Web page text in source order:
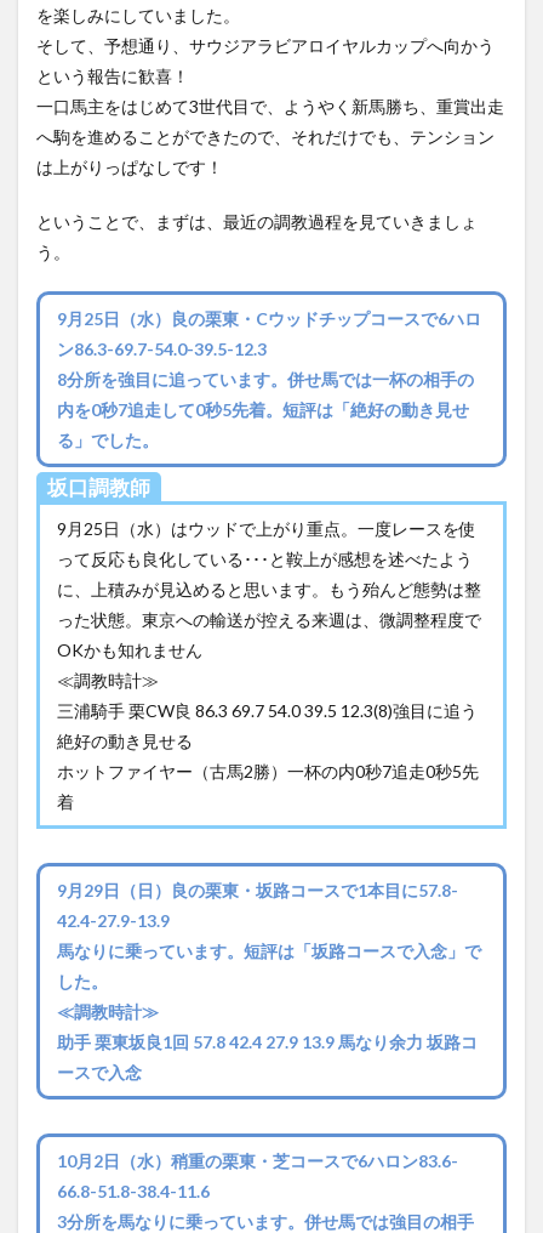
を楽しみにしていました。
そして、予想通り、サウジアラビアロイヤルカップへ向かう
という報告に歓喜！
一口馬主をはじめて3世代目で、ようやく新馬勝ち、重賞出走
へ駒を進めることができたので、それだけでも、テンション
は上がりっぱなしです！
ということで、まずは、最近の調教過程を見ていきましょ
う。
9月25日（水）良の栗東・Cウッドチップコースで6ハロ
ン86.3-69.7-54.0-39.5-12.3
8分所を強目に追っています。併せ馬では一杯の相手の
内を0秒7追走して0秒5先着。短評は「絶好の動き見せ
る」でした。
坂口調教師
9月25日（水）はウッドで上がり重点。一度レースを使
って反応も良化している･･･と鞍上が感想を述べたよう
に、上積みが見込めると思います。もう殆んど態勢は整
った状態。東京への輸送が控える来週は、微調整程度で
OKかも知れません
≪調教時計≫
三浦騎手 栗CW良 86.3 69.7 54.0 39.5 12.3(8)強目に追う
絶好の動き見せる
ホットファイヤー（古馬2勝）一杯の内0秒7追走0秒5先
着
9月29日（日）良の栗東・坂路コースで1本目に57.8-
42.4-27.9-13.9
馬なりに乗っています。短評は「坂路コースで入念」で
した。
≪調教時計≫
助手 栗東坂良1回 57.8 42.4 27.9 13.9 馬なり余力 坂路コ
ースで入念
10月2日（水）稍重の栗東・芝コースで6ハロン83.6-
66.8-51.8-38.4-11.6
3分所を馬なりに乗っています。併せ馬では強目の相手